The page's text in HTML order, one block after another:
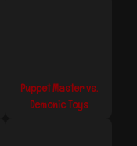
Puppet Master vs.
Demonic Toys